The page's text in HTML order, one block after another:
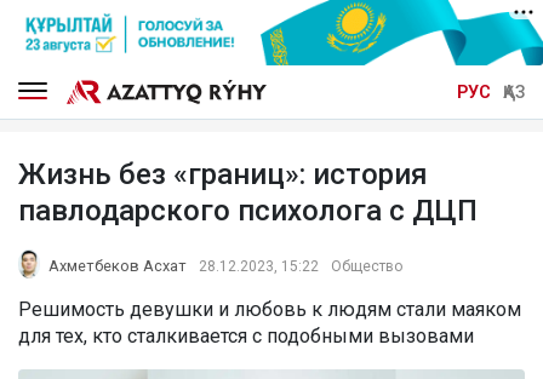
РУС ҚАЗ
Жизнь без «границ»: история
павлодарского психолога с ДЦП
Ахметбеков Асхат 28.12.2023, 15:22 Общество
Решимость девушки и любовь к людям стали маяком
для тех, кто сталкивается с подобными вызовами